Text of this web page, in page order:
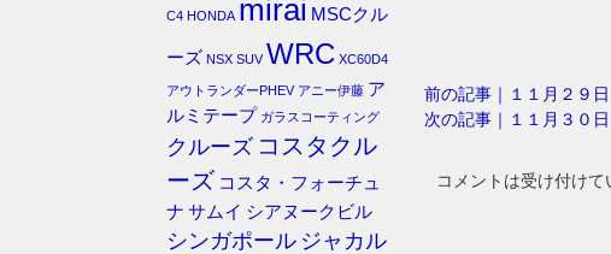
前の記事｜１１月２９日
次の記事｜１１月３０日
コメントは受け付けて
C4 HONDA mirai MSCクル
ーズ NSX SUV WRC XC60D4
アウトランダーPHEV アニー伊藤 ア
ルミテープ ガラスコーティング
クルーズ コスタクル
ーズ コスタ・フォーチュ
ナ サムイ シアヌークビル
シンガポール ジャカル